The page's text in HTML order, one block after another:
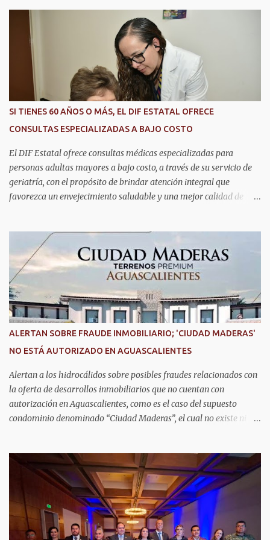
SI TIENES 60 AÑOS O MÁS, EL DIF ESTATAL OFRECE
CONSULTAS ESPECIALIZADAS A BAJO COSTO
El DIF Estatal ofrece consultas médicas especializadas para
personas adultas mayores a bajo costo, a través de su servicio de
geriatría, con el propósito de brindar atención integral que
favorezca un envejecimiento saludable y una mejor calidad de
fundamentalmente en la prevención, el diagnóstico y tratamiento
de las enfermedades más comunes en las personas mayores de 60
años, como diabetes, hipertensión, deterioro cognitivo y
alzhéimer, entre otros padecimientos. "Nuestros adultos mayores
son el corazón de muchas familias y merecen todo nuestro respeto,
cuidado y reconocimiento; por eso, en el DIF Estatal impulsamos
servicios que les ayuden a cuidar su salud y a vivir esta etapa con
la atención y el acompañamiento que necesitan", señaló la
presidenta del DIF Estatal. Para acceder al servicio, las y los
interesados deben acudir a la Dirección de Servi...
ALERTAN SOBRE FRAUDE INMOBILIARIO; 'CIUDAD MADERAS'
NO ESTÁ AUTORIZADO EN AGUASCALIENTES
Alertan a los hidrocálidos sobre posibles fraudes relacionados con
la oferta de desarrollos inmobiliarios que no cuentan con
autorización en Aguascalientes, como es el caso del supuesto
condominio denominado “Ciudad Maderas”, el cual no existe ni
Municipal. Explicó que dicho desarrollo corresponde a otro
estado, específicamente Jalisco, por lo que la promoción de
“terrenos en Aguascalientes” bajo ese nombre distorsiona la
información y puede inducir a error a las personas interesadas en
adquirir un inmueble. "Hay unos anuncios que anuncian
desarrollos que como Ciudad Maderas, ese desarrollo no está